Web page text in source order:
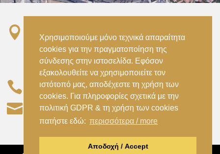

Αττικής –
Metro ISAP – Irini Station, 15122, Marousi
Attica
 (+30) 210 2896738–(+30) 210 2896739
 civil@aspete.gr
Χρησιμοποιούμε μόνο τεχνικά απαραίτητα
cookies για την πραγματοποίηση της
σύνδεσης στην ιστοσελίδα. Εφόσον
εξακολουθείτε να χρησιμοποιείτε τον
ιστότοπό μας, αποδέχεστε τη χρήση των
cookies. Για πληροφορίες σχετικά με την
πολιτική GDPR & τη χρήση των cookies
πατήστε εδώ: περισσότερα / more
Αποδοχή / Accept